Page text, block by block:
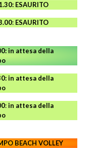
ESAURITO
: ESAURITO
in attesa della
in attesa della
:in attesa della
BEACH VOLLEY